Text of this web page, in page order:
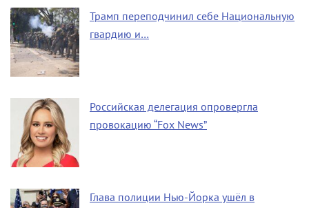
Трамп переподчинил себе Национальную
гвардию и…
Российская делегация опровергла
провокацию “Fox News”
Глава полиции Нью-Йорка ушёл в